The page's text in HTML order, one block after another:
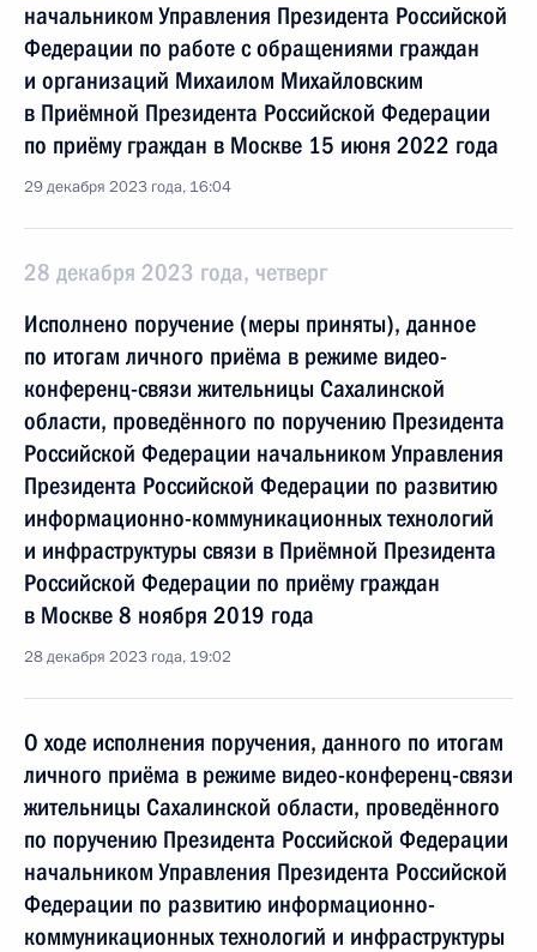
начальником Управления Президента Российской
Федерации по работе с обращениями граждан
и организаций Михаилом Михайловским
в Приёмной Президента Российской Федерации
по приёму граждан в Москве 15 июня 2022 года
29 декабря 2023 года, 16:04
28 декабря 2023 года, четверг
Исполнено поручение (меры приняты), данное
по итогам личного приёма в режиме видео-
конференц-связи жительницы Сахалинской
области, проведённого по поручению Президента
Российской Федерации начальником Управления
Президента Российской Федерации по развитию
информационно-коммуникационных технологий
и инфраструктуры связи в Приёмной Президента
Российской Федерации по приёму граждан
в Москве 8 ноября 2019 года
28 декабря 2023 года, 19:02
О ходе исполнения поручения, данного по итогам
личного приёма в режиме видео-конференц-связи
жительницы Сахалинской области, проведённого
по поручению Президента Российской Федерации
начальником Управления Президента Российской
Федерации по развитию информационно-
коммуникационных технологий и инфраструктуры